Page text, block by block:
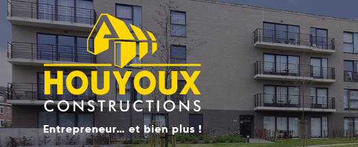
Entrepreneur… et bien plus !